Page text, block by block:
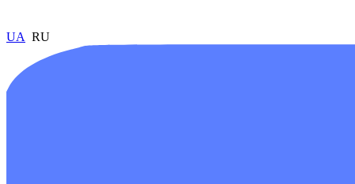
UA RU